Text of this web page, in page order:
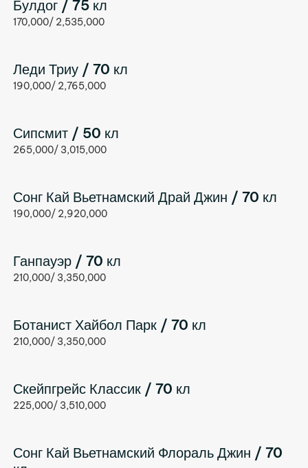
Булдог / 75 кл
170,000/ 2,535,000
Леди Триу / 70 кл
190,000/ 2,765,000
Сипсмит / 50 кл
265,000/ 3,015,000
Сонг Кай Вьетнамский Драй Джин / 70 кл
190,000/ 2,920,000
Ганпауэр / 70 кл
210,000/ 3,350,000
Ботанист Хайбол Парк / 70 кл
210,000/ 3,350,000
Скейпгрейс Классик / 70 кл
225,000/ 3,510,000
Сонг Кай Вьетнамский Флораль Джин / 70